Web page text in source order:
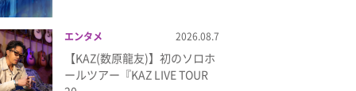
エンタメ 2026.08.7
【KAZ(数原龍友)】初のソロホ
ールツアー『KAZ LIVE TOUR